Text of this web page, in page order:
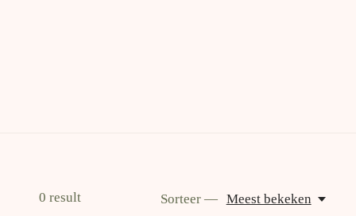
0 result Sorteer — Meest bekeken